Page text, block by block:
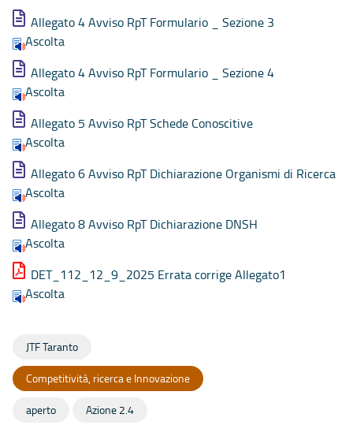
Allegato 4 Avviso RpT Formulario _ Sezione 3
Ascolta
Allegato 4 Avviso RpT Formulario _ Sezione 4
Ascolta
Allegato 5 Avviso RpT Schede Conoscitive
Ascolta
Allegato 6 Avviso RpT Dichiarazione Organismi di Ricerca
Ascolta
Allegato 8 Avviso RpT Dichiarazione DNSH
Ascolta
DET_112_12_9_2025 Errata corrige Allegato1
Ascolta
JTF Taranto
Competitività, ricerca e Innovazione
aperto
Azione 2.4